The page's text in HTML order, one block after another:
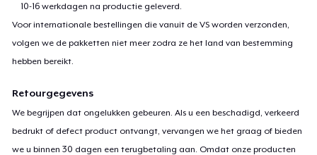
10-16 werkdagen na productie geleverd.
Voor internationale bestellingen die vanuit de VS worden verzonden,
volgen we de pakketten niet meer zodra ze het land van bestemming
hebben bereikt.
Retourgegevens
We begrijpen dat ongelukken gebeuren. Als u een beschadigd, verkeerd
bedrukt of defect product ontvangt, vervangen we het graag of bieden
we u binnen 30 dagen een terugbetaling aan. Omdat onze producten